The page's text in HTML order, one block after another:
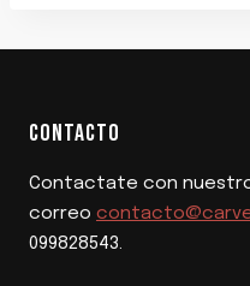
CONTACTO
Contactate con
correo
099828543.